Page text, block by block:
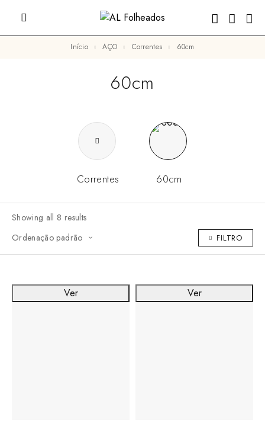
Início AÇO Correntes 60cm
60cm
Correntes 60cm
Showing all 8 results
FILTRO
Ver Ver